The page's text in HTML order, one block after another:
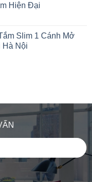
Hiện Đại
Slim 1 Cánh Mở
Hà Nội